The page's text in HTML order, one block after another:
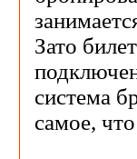
Зато
система
самое,